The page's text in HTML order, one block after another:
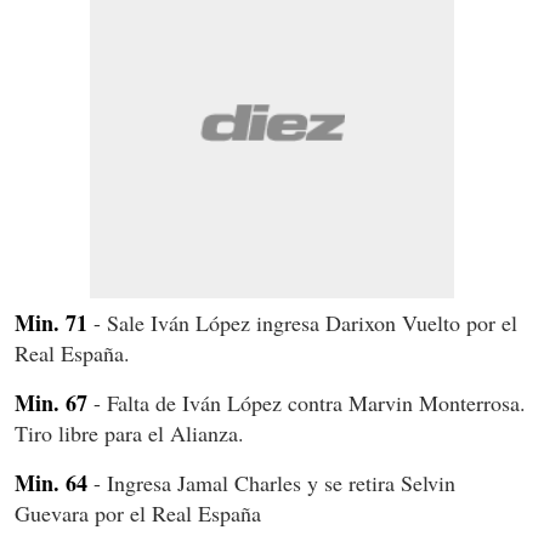
Min. 71 - Sale Iván López ingresa Darixon Vuelto por el
Real España.
Min. 67 - Falta de Iván López contra Marvin Monterrosa.
Tiro libre para el Alianza.
Min. 64 - Ingresa Jamal Charles y se retira Selvin
Guevara por el Real España